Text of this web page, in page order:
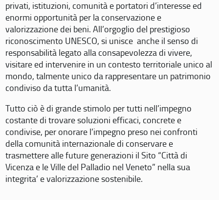
privati, istituzioni, comunità e portatori d’interesse ed
enormi opportunità per la conservazione e
valorizzazione dei beni. All’orgoglio del prestigioso
riconoscimento UNESCO, si unisce anche il senso di
responsabilità legato alla consapevolezza di vivere,
visitare ed intervenire in un contesto territoriale unico al
mondo, talmente unico da rappresentare un patrimonio
condiviso da tutta l’umanità.
Tutto ciò è di grande stimolo per tutti nell’impegno
costante di trovare soluzioni efficaci, concrete e
condivise, per onorare l’impegno preso nei confronti
della comunità internazionale di conservare e
trasmettere alle future generazioni il Sito “Città di
Vicenza e le Ville del Palladio nel Veneto” nella sua
integrita’ e valorizzazione sostenibile.